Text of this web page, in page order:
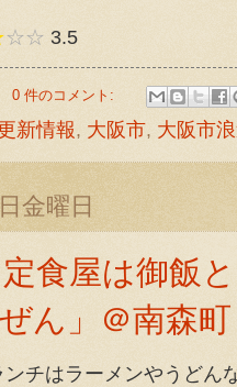
☆☆ 3.5
0 件のコメント:
新情報, 大阪市, 大阪市
金曜日
食屋は御飯
ぜん」＠南森町
ンチはラーメンやうどん